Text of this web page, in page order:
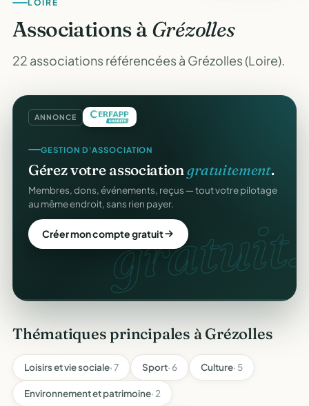
LOIRE
Associations à Grézolles
22 associations référencées à Grézolles (Loire).
ANNONCE
gratuit.
GESTION D'ASSOCIATION
Gérez votre associationgratuitement.
Membres, dons, événements, reçus — tout votre pilotage
au même endroit, sans rien payer.
Créer mon compte gratuit
COLLECTE DE DONS
Collectez des donsen ligne.
Campagnes, paiement sécurisé, reçu fiscal instantané
pour chaque donateur. 100 % gratuit.
Lancer ma collecte
Thématiques principales à Grézolles
Loisirs et vie sociale· 7 Sport· 6 Culture· 5
Environnement et patrimoine· 2